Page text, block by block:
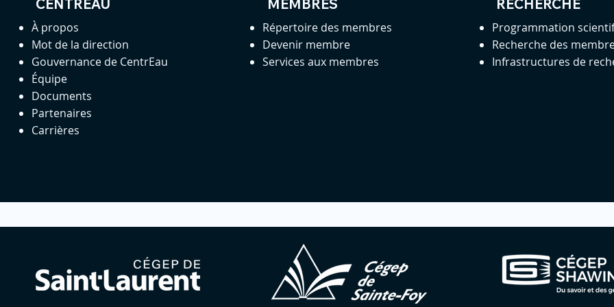
CENTREAU
À propos
Mot de la direction
Gouvernance de CentrEau
Équipe
Documents
Partenaires
Carrières
MEMBRES
Répertoire des membres
Devenir membre
Services aux membres
RECHERCHE
Programmation
Recherche des
Infrastructures de